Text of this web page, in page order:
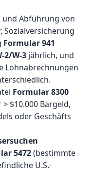
und Abführung von
Sozialversicherung
Formular 941
2/W-3 jährlich, und
Lohnabrechnungen
Formular 8300
$10.000 Bargeld,
oder Geschäfts
5472(bestimmte
U.S.-